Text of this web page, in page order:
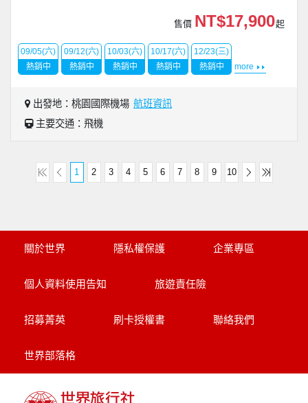
售價 NT$17,900起
09/05(六)
熱銷中
09/12(六)
熱銷中
10/03(六)
熱銷中
10/17(六)
熱銷中
12/23(三)
熱銷中
more
出發地：桃園國際機場 航班資訊
主要交通：飛機
1 2 3 4 5 6 7 8 9 10
關於世界 隱私權保護 企業專區
個人資料使用告知 旅遊責任險
招募菁英 刷卡授權書 聯絡我們
世界部落格